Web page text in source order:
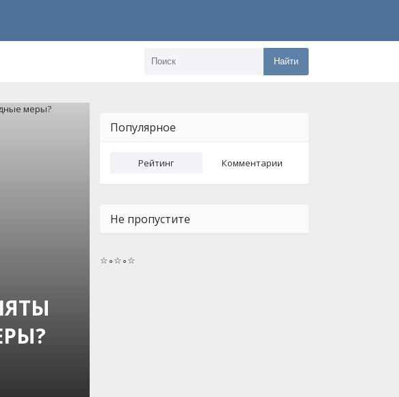
Найти
Популярное
Рейтинг Комментарии
Не пропустите
☆∘☆∘☆